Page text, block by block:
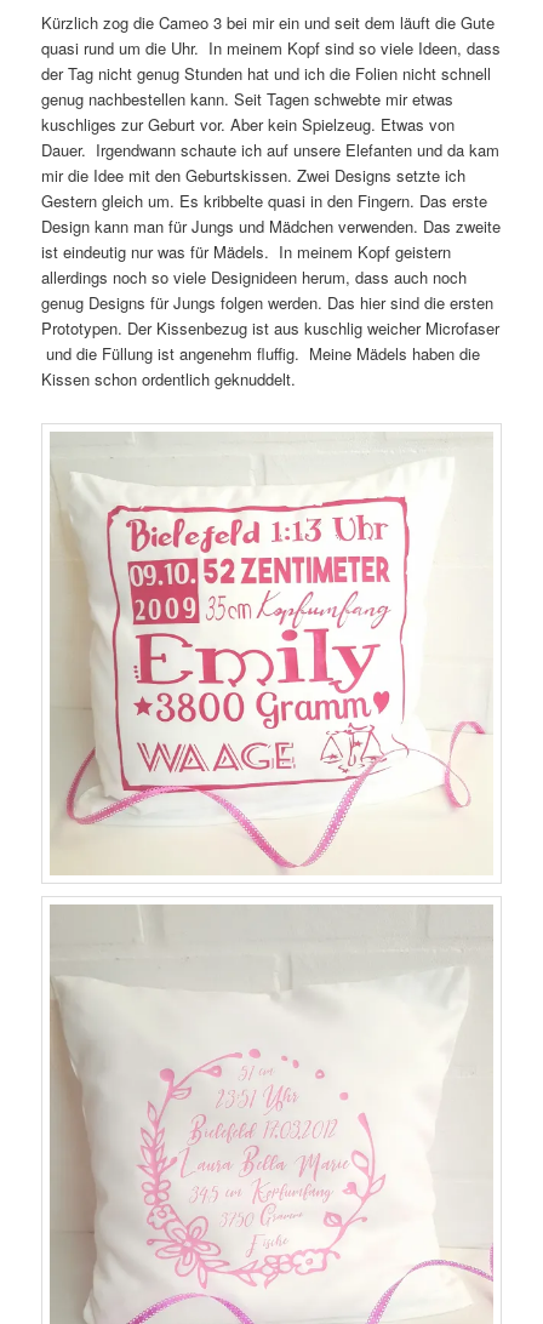
Kürzlich zog die Cameo 3 bei mir ein und seit dem läuft die Gute
quasi rund um die Uhr. In meinem Kopf sind so viele Ideen, dass
der Tag nicht genug Stunden hat und ich die Folien nicht schnell
genug nachbestellen kann. Seit Tagen schwebte mir etwas
kuschliges zur Geburt vor. Aber kein Spielzeug. Etwas von
Dauer. Irgendwann schaute ich auf unsere Elefanten und da kam
mir die Idee mit den Geburtskissen. Zwei Designs setzte ich
Gestern gleich um. Es kribbelte quasi in den Fingern. Das erste
Design kann man für Jungs und Mädchen verwenden. Das zweite
ist eindeutig nur was für Mädels. In meinem Kopf geistern
allerdings noch so viele Designideen herum, dass auch noch
genug Designs für Jungs folgen werden. Das hier sind die ersten
Prototypen. Der Kissenbezug ist aus kuschlig weicher Microfaser
und die Füllung ist angenehm fluffig. Meine Mädels haben die
Kissen schon ordentlich geknuddelt.